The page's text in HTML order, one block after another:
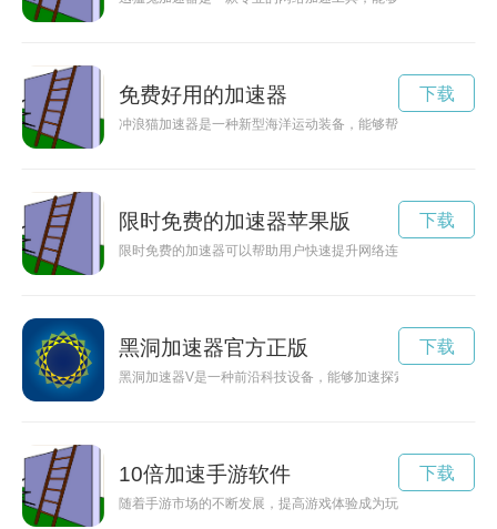
免费好用的加速器
冲浪猫加速器是一种新型海洋运动装备，能够帮助冲浪爱好者
下载
限时免费的加速器苹果版
限时免费的加速器可以帮助用户快速提升网络连接速度，让上网
下载
黑洞加速器官方正版
黑洞加速器V是一种前沿科技设备，能够加速探索宇宙深处的神
下载
10倍加速手游软件
随着手游市场的不断发展，提高游戏体验成为玩家们追求的目
下载